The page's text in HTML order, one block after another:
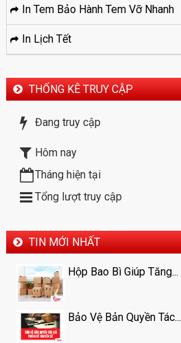
In Tem Bảo Hành Tem Vỡ Nhanh
In Lịch Tết
THỐNG KÊ TRUY CẬP
Đang truy cập
Hôm nay
Tháng hiện tại
Tổng lượt truy cập
TIN MỚI NHẤT
Hộp Bao Bì Giúp Tăng...
Bảo Vệ Bản Quyền Tác...